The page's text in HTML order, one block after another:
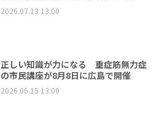
2026.07.13 13:00
正しい知識が力になる 重症筋無力症
の市民講座が8月8日に広島で開催
2026.06.15 13:00